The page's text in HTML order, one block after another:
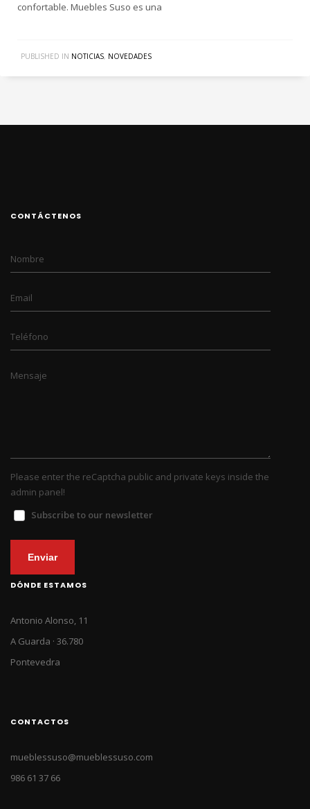
confortable. Muebles Suso es una
PUBLISHED IN NOTICIAS, NOVEDADES
CONTÁCTENOS
Nombre
Email
Teléfono
Mensaje
Please enter the reCaptcha public and private keys inside the
admin panel!
Subscribe to our newsletter
Enviar
DÓNDE ESTAMOS
Antonio Alonso, 11
A Guarda · 36.780
Pontevedra
CONTACTOS
mueblessuso@mueblessuso.com
986 61 37 66